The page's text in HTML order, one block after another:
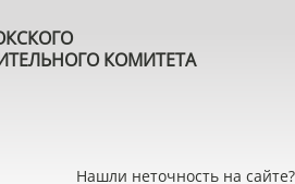
КОМИТЕТА
Нашли неточность на сайте?